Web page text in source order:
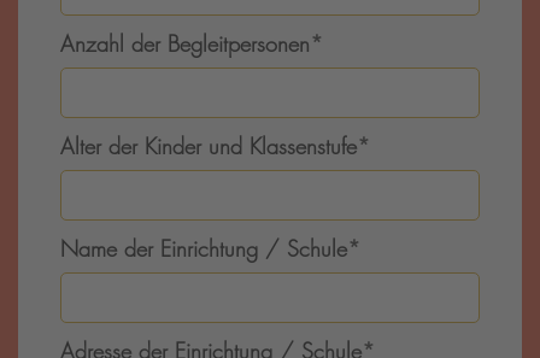
Anzahl der Begleitpersonen*
Alter der Kinder und Klassenstufe*
Name der Einrichtung / Schule*
Adresse der Einrichtung / Schule*